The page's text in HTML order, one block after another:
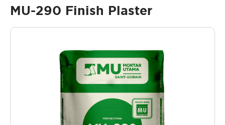
MU-290 Finish Plaster